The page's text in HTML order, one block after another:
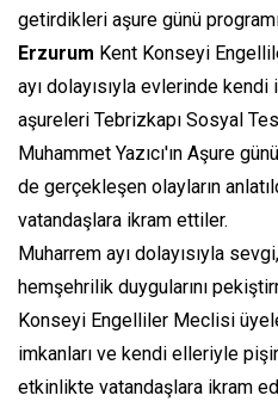
getirdikleri aşure günü
Erzurum Kent Konseyi
ayı dolayısıyla evlerinde kendi
aşureleri Tebrizkapı Sosyal
Muhammet Yazıcı'ın Aşure
de gerçekleşen olayların
vatandaşlara ikram ettiler.
Muharrem ayı dolayısıyla
hemşehrilik duygularını
Konseyi Engelliler Meclisi
imkanları ve kendi elleriyle
etkinlikte vatandaşlara ikram